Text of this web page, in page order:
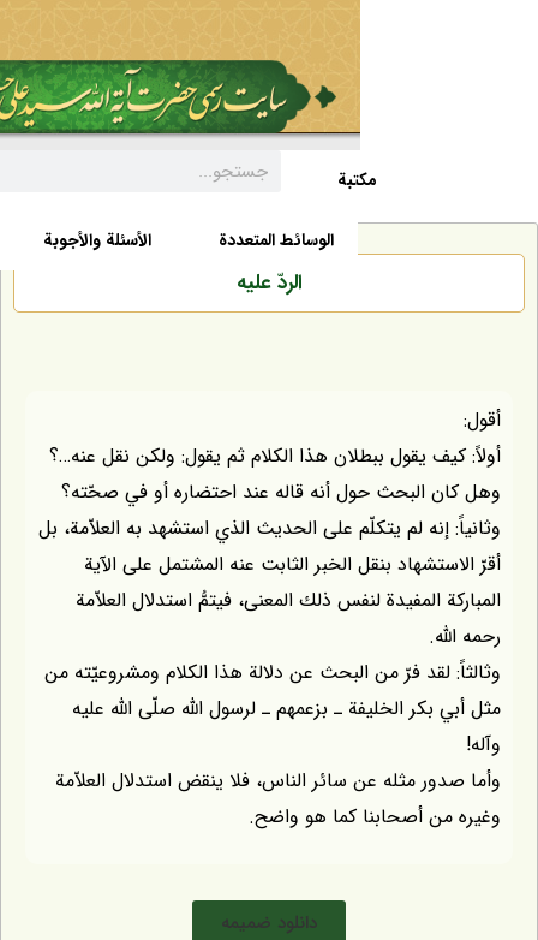
الأخبار السيرة الذاتية
الأسئلة والأجوبة الوسائط المتعددة
يقول ببطلان هذا الكلام ثم يقول: ولكن نقل عنه…؟
البحث حول أنه قاله عند احتضاره أو في صحّته؟
إنه لم يتكلّم على الحديث الذي استشهد به العلاّمة، بل
بنقل الخبر الثابت عنه المشتمل على الآية
المفيدة لنفس ذلك المعنى، فيتمُّ استدلال العلاّمة
لقد فرّ من البحث عن دلالة هذا الكلام ومشروعيّته من
بكر الخليفة ـ بزعمهم ـ لرسول اللّه صلّى اللّه عليه
مثله عن سائر الناس، فلا ينقض استدلال العلاّمة
أصحابنا كما هو واضح.
دانلود ضمیمه